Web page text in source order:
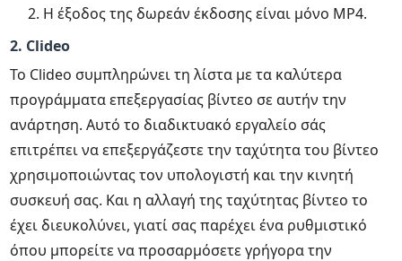
2. Η έξοδος της δωρεάν έκδοσης είναι μόνο MP4.
2. Clideo
Το Clideo συμπληρώνει τη λίστα με τα καλύτερα
προγράμματα επεξεργασίας βίντεο σε αυτήν την
ανάρτηση. Αυτό το διαδικτυακό εργαλείο σάς
επιτρέπει να επεξεργάζεστε την ταχύτητα του βίντεο
χρησιμοποιώντας τον υπολογιστή και την κινητή
συσκευή σας. Και η αλλαγή της ταχύτητας βίντεο το
έχει διευκολύνει, γιατί σας παρέχει ένα ρυθμιστικό
όπου μπορείτε να προσαρμόσετε γρήγορα την